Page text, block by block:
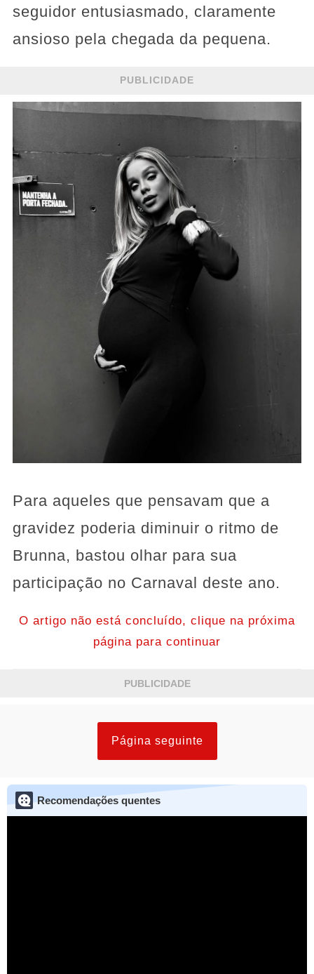
seguidor entusiasmado, claramente
ansioso pela chegada da pequena.
PUBLICIDADE
Para aqueles que pensavam que a
gravidez poderia diminuir o ritmo de
Brunna, bastou olhar para sua
participação no Carnaval deste ano.
O artigo não está concluído, clique na próxima
página para continuar
PUBLICIDADE
Página seguinte
Recomendações quentes